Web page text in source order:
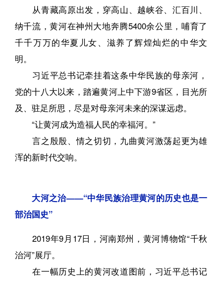
从青藏高原出发，穿高山、越峡谷、汇百川、
纳千流，黄河在神州大地奔腾5400余公里，哺育了
千千万万的华夏儿女、滋养了辉煌灿烂的中华文
明。
习近平总书记牵挂着这条中华民族的母亲河，
党的十八大以来，踏遍黄河上中下游9省区，目光所
及、驻足所思，尽是对母亲河未来的深谋远虑。
“让黄河成为造福人民的幸福河。”
言之殷殷、情之切切，九曲黄河激荡起更为雄
浑的新时代交响。
大河之治——“中华民族治理黄河的历史也是一
部治国史”
2019年9月17日，河南郑州，黄河博物馆“千秋
治河”展厅。
在一幅历史上的黄河改道图前，习近平总书记